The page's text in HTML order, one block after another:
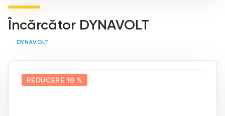
Încărcător DYNAVOLT
DYNAVOLT
REDUCERE 10 %